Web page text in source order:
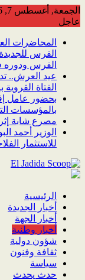
Skip
to
content
الجمعة, أغسطس 7, 2026
عاجل
المحاضرات
الفرس
الفرس ودوره
عيد العرش..
الفتاة القروية
بحضور عامل
بالمؤسسات
مصرع شابة
الوزير أحمد
للاستثمار
الرئيسية
أخبار الجديدة
أخبار الجهة
أخبار وطنية
شؤون دولية
ثقافة وفنون
سياسة
حدث يحدث